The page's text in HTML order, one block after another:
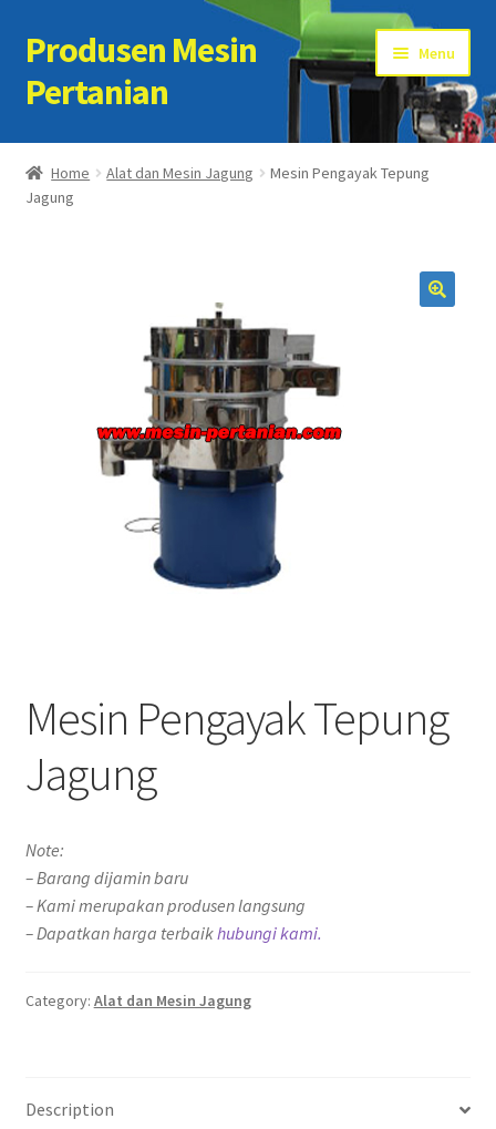
Skip
to
navigation
Skip
to
content
Produsen Mesin
Pertanian
Menu
Home
Artikel
My account
Home Alat dan Mesin Jagung
Mesin Pengayak Tepung
Jagung
Mesin Pengayak Tepung
Jagung
Note:
– Barang dijamin baru
– Kami merupakan produsen langsung
– Dapatkan harga terbaikhubungi kami.
Category: Alat dan Mesin Jagung
Description